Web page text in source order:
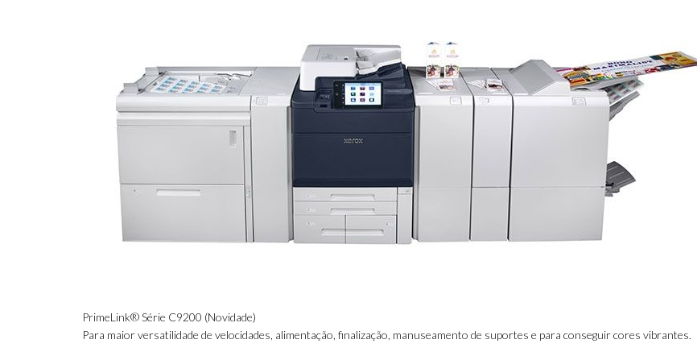
PrimeLink® Série C9200 (Novidade)
Para maior versatilidade de velocidades, alimentação, finalização, manuseamento de suportes e para conseguir cores vibrantes.